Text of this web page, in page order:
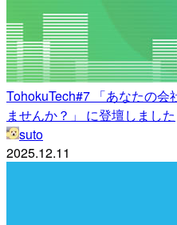
TohokuTech#7 「あなたの
ませんか？」 に登壇しました
suto
2025.12.11